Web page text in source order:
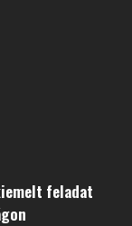
feladat